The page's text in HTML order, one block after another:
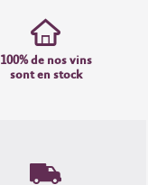
100% de nos vins
sont en stock